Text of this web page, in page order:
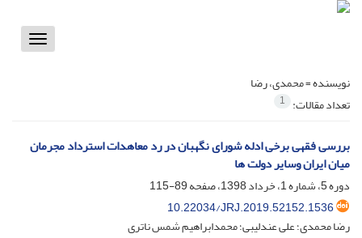
Toggle
نویسنده =محمدی، رضا
تعداد مقالات: 1
بررسی فقهی برخی ادله شورای نگهبان در رد معاهدات استرداد مجرمان
میان ایران وسایر دولت ها
دوره 5، شماره 1، خرداد 1398، صفحه
89-115
10.22034/JRJ.2019.52152.1536
رضا محمدی؛ علی عندلیبی؛ محمدابراهیم شمس ناتری